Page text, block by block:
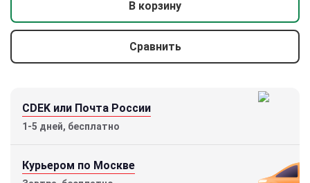
В корзину
Сравнить
CDEK или Почта России
1-5 дней, бесплатно
Курьером по Москве